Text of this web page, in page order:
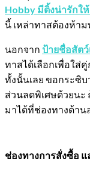
Hobby มีติ้งน่ารักใ
นี้ เหล่าทาสต้องห้า
นอกจาก ป้ายชื่อสัตว์
ทาสได้เลือกเพื่อใส่
ทั้งนั้นเลย ขอกระซิ
ส่วนลดพิเศษด้วยนะ
มาได้ที่ช่องทางด้า
ช่องทางการสั่งซื้อ